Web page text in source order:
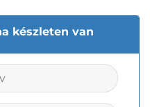
készleten van